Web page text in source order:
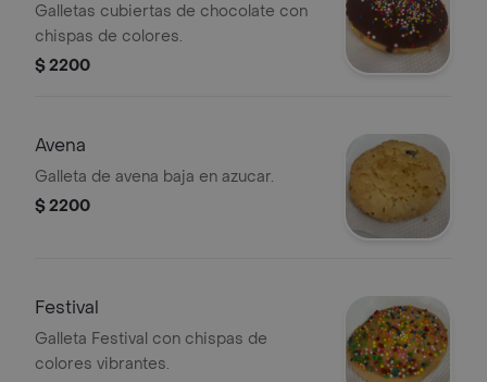
Galletas cubiertas de chocolate con
chispas de colores.
$ 2200
Avena
Galleta de avena baja en azucar.
$ 2200
Festival
Galleta Festival con chispas de
colores vibrantes.